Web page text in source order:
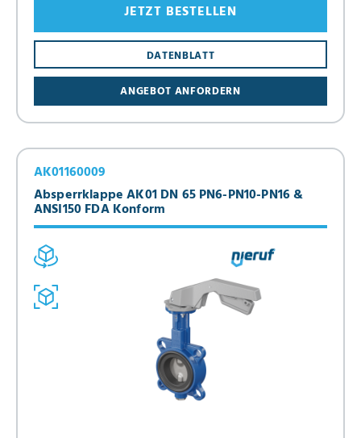
ANGEBOT ANFORDERN
DATENBLATT
JETZT BESTELLEN
Absperrklappe AK01 DN 65 PN6-PN10-PN16 &
ANSI150 FDA Konform
AK01160009